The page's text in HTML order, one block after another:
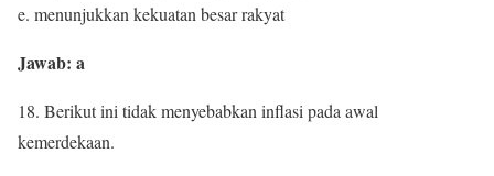
e. menunjukkan kekuatan besar rakyat
Jawab: a
18. Berikut ini tidak menyebabkan inflasi pada awal
kemerdekaan.